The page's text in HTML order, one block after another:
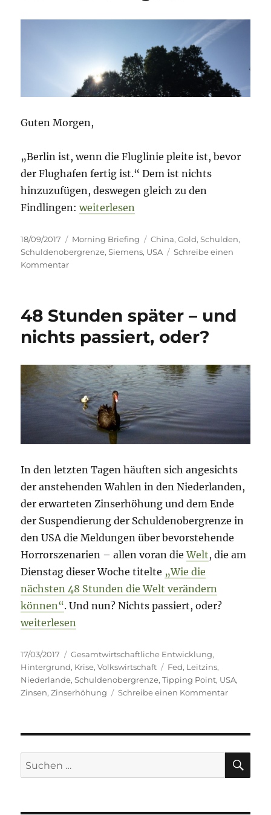
Guten Morgen,
„Berlin ist, wenn die Fluglinie pleite ist, bevor
der Flughafen fertig ist.“ Dem ist nichts
hinzuzufügen, deswegen gleich zu den
Findlingen:„Morning Briefing – 18. September
weiterlesen
Veröffentlicht
am
18/09/2017 Kategorien
Morning Briefing Schlagwörter
China,Gold,Schulden,
Schuldenobergrenze,Siemens, USA
Schreibe einen
Kommentarzu
18.
2017
Siemens
zieht
aus
//
China
das
//
–
Goldfinger…
48 Stunden später – und
nichts passiert, oder?
In den letzten Tagen häuften sich angesichts
der anstehenden Wahlen in den Niederlanden,
der erwarteten Zinserhöhung und dem Ende
der Suspendierung der Schuldenobergrenze in
den USA die Meldungen über bevorstehende
Horrorszenarien – allen voran dieWelt, die am
Dienstag dieser Woche titelte „Wie die
nächsten 48 Stunden die Welt verändern
können“. Und nun? Nichts passiert, oder?
„48 Stunden später – und nichts passiert, oder?“
weiterlesen
Veröffentlicht
am
17/03/2017 Kategorien
Gesamtwirtschaftliche Entwicklung,
Hintergrund, Krise,Volkswirtschaft Schlagwörter
Fed, Leitzins,
Niederlande,Schuldenobergrenze,Tipping Point, USA,
Zinsen,Zinserhöhung Schreibe einen Kommentarzu
und
nichts
passiert,
Suche
nach: